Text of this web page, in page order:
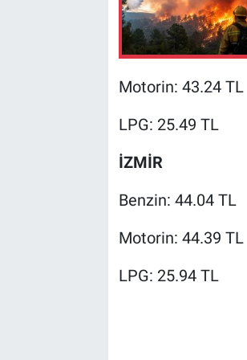
Motorin: 43.24 TL
LPG: 25.49 TL
İZMİR
Benzin: 44.04 TL
Motorin: 44.39 TL
LPG: 25.94 TL